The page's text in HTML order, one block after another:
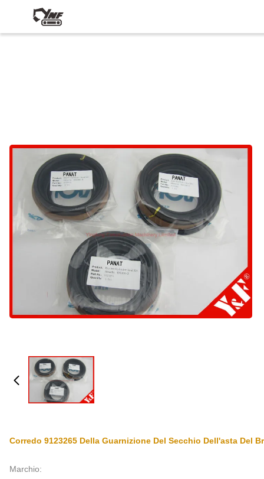
Corredo 9123265 Della Guarnizione Del Secchio Dell'asta Del
Marchio: